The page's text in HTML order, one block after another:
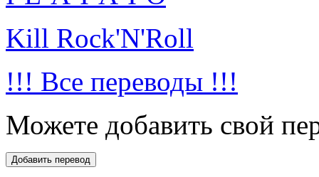
Kill Rock'N'Roll
!!! Все переводы !!!
Можете добавить свой